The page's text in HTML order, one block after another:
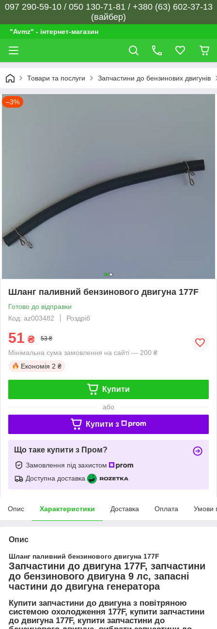
097 290-59-10 / 050 130-71-81 / +380 (63) 602-37-13
(вайбер)
"Avmz" - інтернет-магазин
Товари та послуги Запчастини до бензинових двигунів
–3%
Шланг паливний бензинового двигуна 177F
Готово до відправки
Код: az003482
Роздріб
51 ₴ 53 ₴
Мінімальна сума замовлення на сайті — 200 ₴
Економія 2 ₴
Купити
або
Купити з
Що таке купити з Пром?
Замовлення під захистом
Доступна доставка
Опис Характеристики Доставка Оплата Умови
Опис
Шланг паливний бензинового двигуна 177F
Запчастини до двигуна 177F, запчастини
до бензинового двигуна 9 лс, запасні
частини до двигуна генератора
Купити запчастини до двигуна з повітряною
системою охолодження 177F, купити запчастини
до двигуна 177F, купити запчастини до